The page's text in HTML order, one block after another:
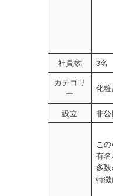
社員数
3名
カテゴリ
ー
化
設立 非
こ
有
多
特徴